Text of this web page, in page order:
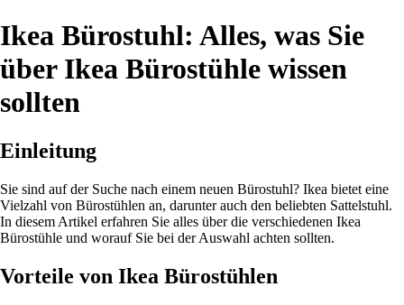
Ikea Bürostuhl: Alles, was Sie
über Ikea Bürostühle wissen
sollten
Einleitung
Sie sind auf der Suche nach einem neuen Bürostuhl? Ikea bietet eine
Vielzahl von Bürostühlen an, darunter auch den beliebten Sattelstuhl.
In diesem Artikel erfahren Sie alles über die verschiedenen Ikea
Bürostühle und worauf Sie bei der Auswahl achten sollten.
Vorteile von Ikea Bürostühlen